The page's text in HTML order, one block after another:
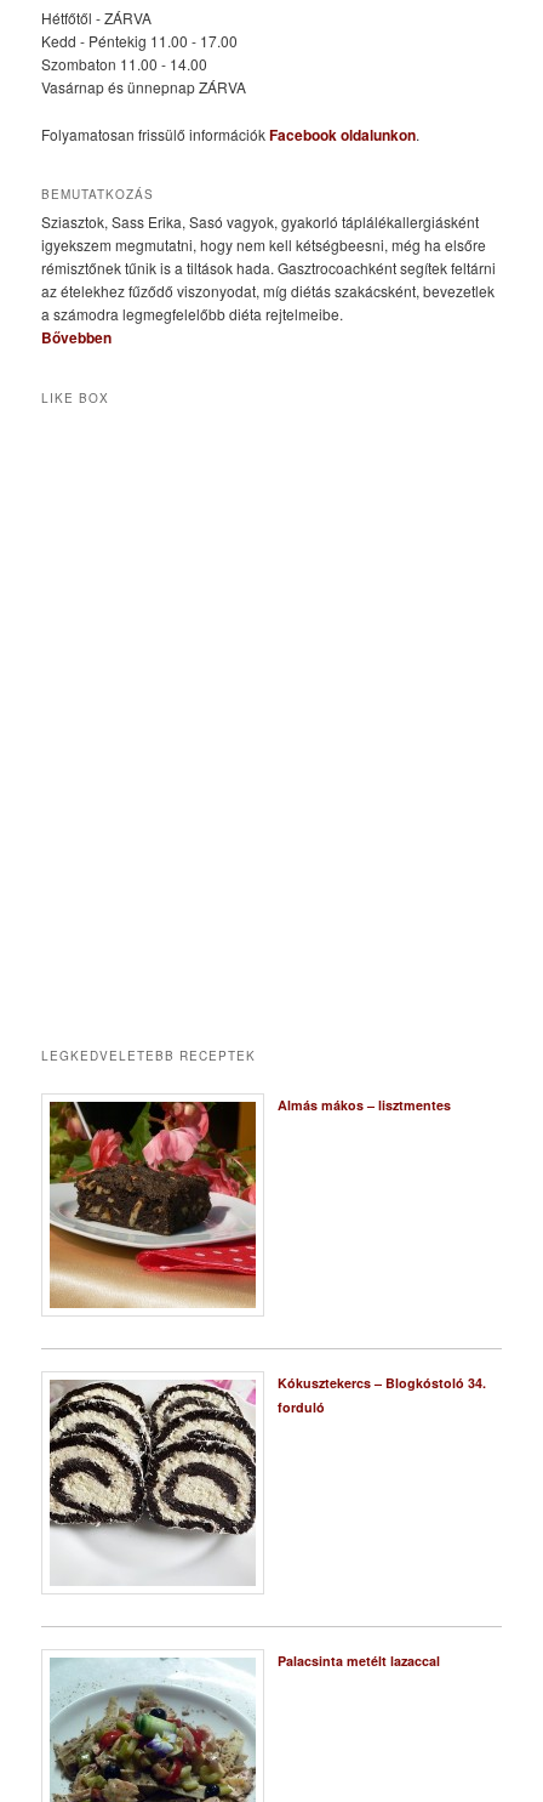
Hétfőtől - ZÁRVA
Kedd - Péntekig 11.00 - 17.00
Szombaton 11.00 - 14.00
Vasárnap és ünnepnap ZÁRVA
Folyamatosan frissülő információkFacebook oldalunkon.
BEMUTATKOZÁS
Sziasztok, Sass Erika, Sasó vagyok, gyakorló táplálékallergiásként
igyekszem megmutatni, hogy nem kell kétségbeesni, még ha elsőre
rémisztőnek tűnik is a tiltások hada. Gasztrocoachként segítek feltárni
az ételekhez fűződő viszonyodat, míg diétás szakácsként, bevezetlek
a számodra legmegfelelőbb diéta rejtelmeibe.
Bővebben
LIKE BOX
LEGKEDVELETEBB RECEPTEK
Almás mákos – lisztmentes
Kókusztekercs – Blogkóstoló 34.
forduló
Palacsinta metélt lazaccal